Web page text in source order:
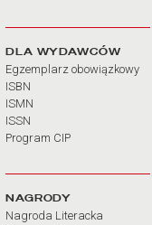
DLA WYDAWCÓW
Egzemplarz obowiązkowy
ISBN
ISMN
ISSN
Program CIP
NAGRODY
Nagroda Literacka